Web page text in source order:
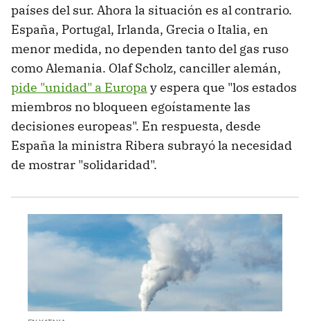
países del sur. Ahora la situación es al contrario.
España, Portugal, Irlanda, Grecia o Italia, en
menor medida, no dependen tanto del gas ruso
como Alemania. Olaf Scholz, canciller alemán,
pide "unidad" a Europa y espera que "los estados
miembros no bloqueen egoístamente las
decisiones europeas". En respuesta, desde
España la ministra Ribera subrayó la necesidad
de mostrar "solidaridad".